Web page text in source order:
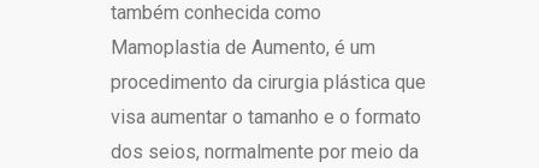
também conhecida como
Mamoplastia de Aumento, é um
procedimento da cirurgia plástica que
visa aumentar o tamanho e o formato
dos seios, normalmente por meio da